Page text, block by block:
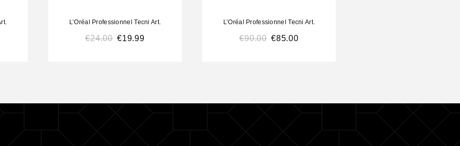
L’Oréal Professionnel Tecni Art.
€24.00 €19.99
L’Oréal Professionnel Tecni Art.
€90.00 €85.00